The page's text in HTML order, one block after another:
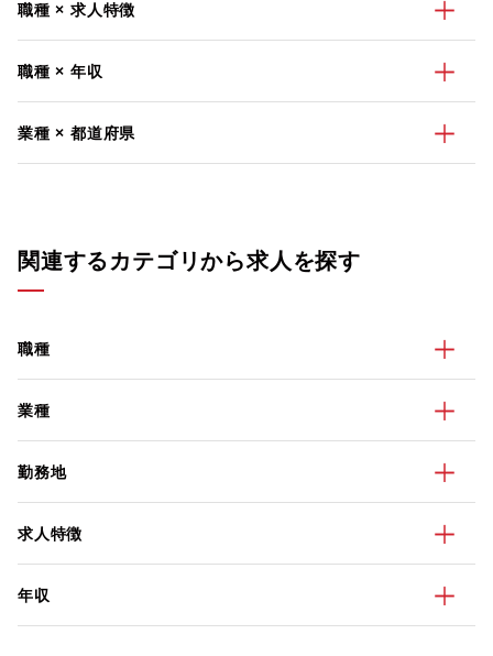
職種 × 求人特徴
職種 × 年収
業種 × 都道府県
関連するカテゴリから求人を探す
職種
業種
勤務地
求人特徴
年収